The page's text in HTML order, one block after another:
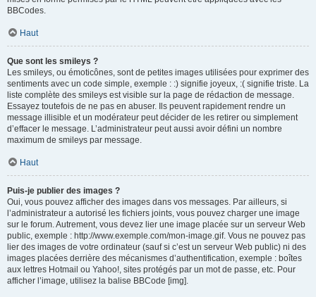
BBCodes.
Haut
Que sont les smileys ?
Les smileys, ou émoticônes, sont de petites images utilisées pour exprimer des
sentiments avec un code simple, exemple : :) signifie joyeux, :( signifie triste. La
liste complète des smileys est visible sur la page de rédaction de message.
Essayez toutefois de ne pas en abuser. Ils peuvent rapidement rendre un
message illisible et un modérateur peut décider de les retirer ou simplement
d’effacer le message. L’administrateur peut aussi avoir défini un nombre
maximum de smileys par message.
Haut
Puis-je publier des images ?
Oui, vous pouvez afficher des images dans vos messages. Par ailleurs, si
l’administrateur a autorisé les fichiers joints, vous pouvez charger une image
sur le forum. Autrement, vous devez lier une image placée sur un serveur Web
public, exemple : http://www.exemple.com/mon-image.gif. Vous ne pouvez pas
lier des images de votre ordinateur (sauf si c’est un serveur Web public) ni des
images placées derrière des mécanismes d’authentification, exemple : boîtes
aux lettres Hotmail ou Yahoo!, sites protégés par un mot de passe, etc. Pour
afficher l’image, utilisez la balise BBCode [img].